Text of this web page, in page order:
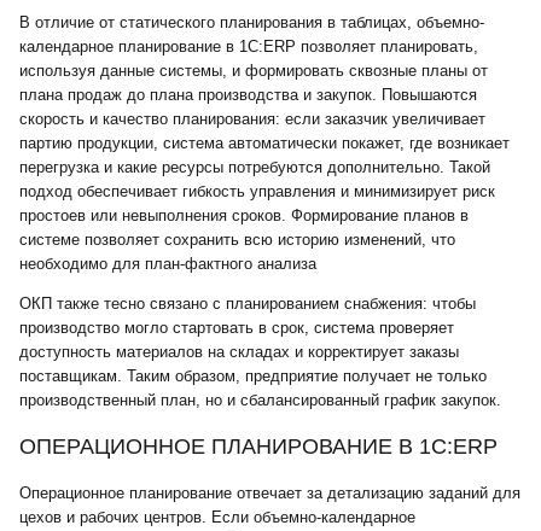
В отличие от статического планирования в таблицах, объемно-
календарное планирование в 1С:ERP позволяет планировать,
используя данные системы, и формировать сквозные планы от
плана продаж до плана производства и закупок. Повышаются
скорость и качество планирования: если заказчик увеличивает
партию продукции, система автоматически покажет, где возникает
перегрузка и какие ресурсы потребуются дополнительно. Такой
подход обеспечивает гибкость управления и минимизирует риск
простоев или невыполнения сроков. Формирование планов в
системе позволяет сохранить всю историю изменений, что
необходимо для план-фактного анализа
ОКП также тесно связано с планированием снабжения: чтобы
производство могло стартовать в срок, система проверяет
доступность материалов на складах и корректирует заказы
поставщикам. Таким образом, предприятие получает не только
производственный план, но и сбалансированный график закупок.
ОПЕРАЦИОННОЕ ПЛАНИРОВАНИЕ В 1С:ERP
Операционное планирование отвечает за детализацию заданий для
цехов и рабочих центров. Если объемно-календарное